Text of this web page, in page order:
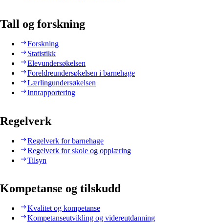
Tall og forskning
Forskning
Statistikk
Elevundersøkelsen
Foreldreundersøkelsen i barnehage
Lærlingundersøkelsen
Innrapportering
Regelverk
Regelverk for barnehage
Regelverk for skole og opplæring
Tilsyn
Kompetanse og tilskudd
Kvalitet og kompetanse
Kompetanseutvikling og videreutdanning